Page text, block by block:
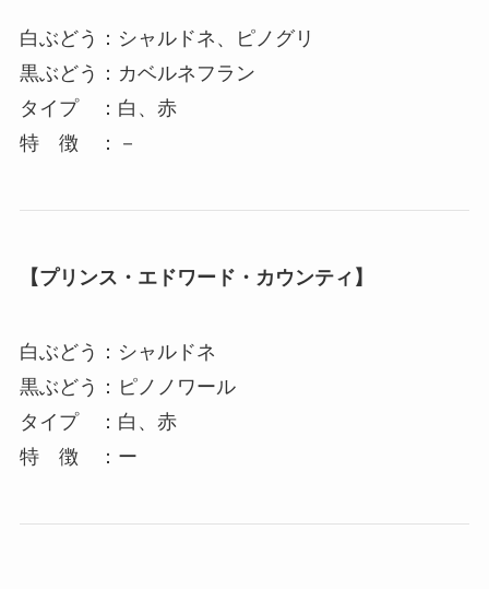
白ぶどう：シャルドネ、ピノグリ
黒ぶどう：カベルネフラン
タイプ ：白、赤
特 徴 ：－
【プリンス・エドワード・カウンティ】
白ぶどう：シャルドネ
黒ぶどう：ピノノワール
タイプ ：白、赤
特 徴 ：ー